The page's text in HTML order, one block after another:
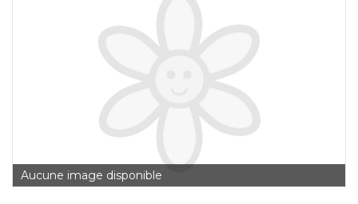
Promotions et évènements
Calendrier horticole
Emplois
Service à la clientèle
Aucune image disponible